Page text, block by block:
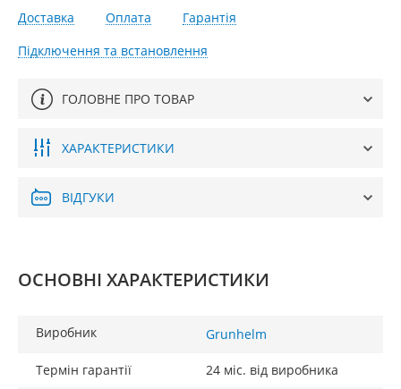
Доставка Оплата
Гарантія
Підключення та встановлення
ГОЛОВНЕ ПРО ТОВАР
ХАРАКТЕРИСТИКИ
ВІДГУКИ
ОСНОВНІ ХАРАКТЕРИСТИКИ
Виробник Grunhelm
Термін гарантії
24 міс. від виробника